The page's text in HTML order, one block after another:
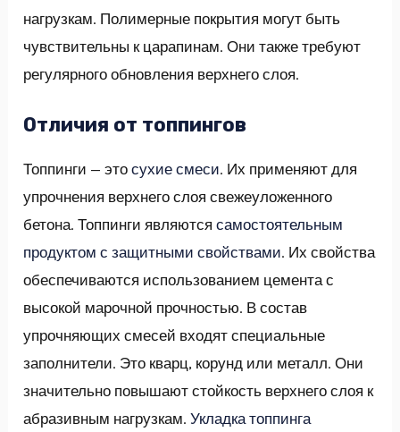
нагрузкам. Полимерные покрытия могут быть
чувствительны к царапинам. Они также требуют
регулярного обновления верхнего слоя.
Отличия от топпингов
Топпинги — этосухие смеси. Их применяют для
упрочнения верхнего слоя свежеуложенного
бетона. Топпинги являютсясамостоятельным
продуктом с защитными свойствами. Их свойства
обеспечиваются использованием цемента с
высокой марочной прочностью. В состав
упрочняющих смесей входят специальные
заполнители. Это кварц, корунд или металл. Они
значительно повышают стойкость верхнего слоя к
абразивным нагрузкам.Укладка топпинга